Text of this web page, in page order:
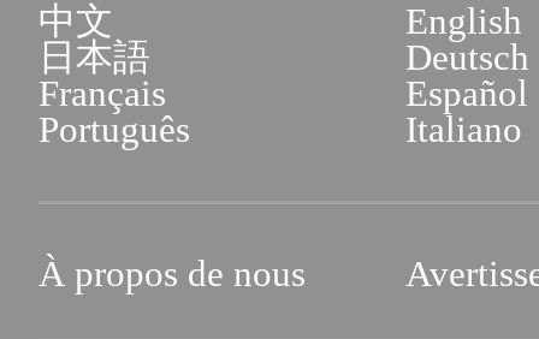
中文
English
日本語
Deutsch
Français
Español
Português
Italiano
À propos de nous